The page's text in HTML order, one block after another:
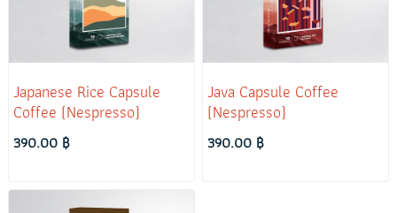
Japanese Rice Capsule
Coffee (Nespresso)
390.00 ฿
Java Capsule Coffee
(Nespresso)
390.00 ฿